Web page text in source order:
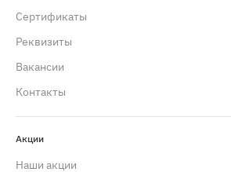
Сертификаты
Реквизиты
Вакансии
Контакты
Акции
Наши акции